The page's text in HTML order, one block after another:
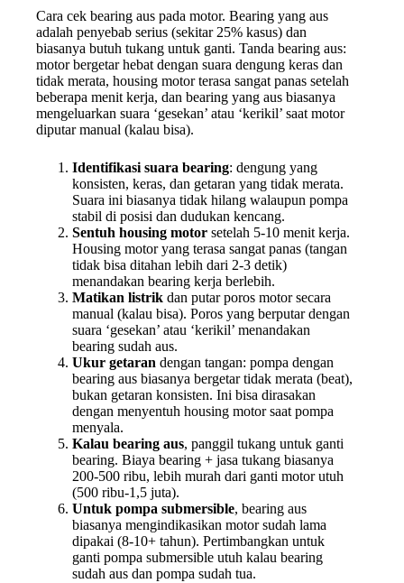
Cara cek bearing aus pada motor. Bearing yang aus
adalah penyebab serius (sekitar 25% kasus) dan
biasanya butuh tukang untuk ganti. Tanda bearing aus:
motor bergetar hebat dengan suara dengung keras dan
tidak merata, housing motor terasa sangat panas setelah
beberapa menit kerja, dan bearing yang aus biasanya
mengeluarkan suara ‘gesekan’ atau ‘kerikil’ saat motor
diputar manual (kalau bisa).
Identifikasi suara bearing: dengung yang
konsisten, keras, dan getaran yang tidak merata.
Suara ini biasanya tidak hilang walaupun pompa
stabil di posisi dan dudukan kencang.
Sentuh housing motor setelah 5-10 menit kerja.
Housing motor yang terasa sangat panas (tangan
tidak bisa ditahan lebih dari 2-3 detik)
menandakan bearing kerja berlebih.
Matikan listrik dan putar poros motor secara
manual (kalau bisa). Poros yang berputar dengan
suara ‘gesekan’ atau ‘kerikil’ menandakan
bearing sudah aus.
Ukur getaran dengan tangan: pompa dengan
bearing aus biasanya bergetar tidak merata (beat),
bukan getaran konsisten. Ini bisa dirasakan
dengan menyentuh housing motor saat pompa
menyala.
Kalau bearing aus, panggil tukang untuk ganti
bearing. Biaya bearing + jasa tukang biasanya
200-500 ribu, lebih murah dari ganti motor utuh
(500 ribu-1,5 juta).
Untuk pompa submersible, bearing aus
biasanya mengindikasikan motor sudah lama
dipakai (8-10+ tahun). Pertimbangkan untuk
ganti pompa submersible utuh kalau bearing
sudah aus dan pompa sudah tua.